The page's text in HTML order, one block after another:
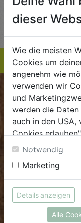
AUF DIE
BIOKISTE
Kundenservice
Mo - Do: 8.00 - 16.00
Fr: 8.00 - 15.00 Uhr
.
T.+43 7272 2597
FRISCHMARKT
dieser
Wie die meisten
Cookies um
angenehm wie
verwenden wir
und
werden die
auch in den USA,
Cookies
Cookies zu. Unter
Infos zu den
auch
möchtest.
Weitere
Notwendig
Marketing
Details anzeigen
Alle